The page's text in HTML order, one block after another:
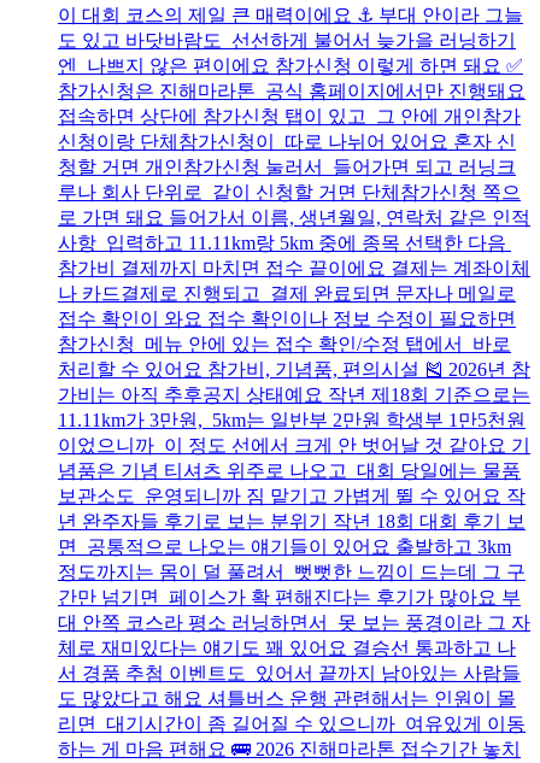
이 대회 코스의 제일 큰 매력이에요 ⚓ 부대 안이라 그늘
도 있고 바닷바람도 선선하게 불어서 늦가을 러닝하기
엔 나쁘지 않은 편이에요 참가신청 이렇게 하면 돼요 ✅
참가신청은 진해마라톤 공식 홈페이지에서만 진행돼요
접속하면 상단에 참가신청 탭이 있고 그 안에 개인참가
신청이랑 단체참가신청이 따로 나뉘어 있어요 혼자 신
청할 거면 개인참가신청 눌러서 들어가면 되고 러닝크
루나 회사 단위로 같이 신청할 거면 단체참가신청 쪽으
로 가면 돼요 들어가서 이름, 생년월일, 연락처 같은 인적
사항 입력하고 11.11km랑 5km 중에 종목 선택한 다음
참가비 결제까지 마치면 접수 끝이에요 결제는 계좌이체
나 카드결제로 진행되고 결제 완료되면 문자나 메일로
접수 확인이 와요 접수 확인이나 정보 수정이 필요하면
참가신청 메뉴 안에 있는 접수 확인/수정 탭에서 바로
처리할 수 있어요 참가비, 기념품, 편의시설 🎽 2026년 참
가비는 아직 추후공지 상태예요 작년 제18회 기준으로는
11.11km가 3만원, 5km는 일반부 2만원 학생부 1만5천원
이었으니까 이 정도 선에서 크게 안 벗어날 것 같아요 기
념품은 기념 티셔츠 위주로 나오고 대회 당일에는 물품
보관소도 운영되니까 짐 맡기고 가볍게 뛸 수 있어요 작
년 완주자들 후기로 보는 분위기 작년 18회 대회 후기 보
면 공통적으로 나오는 얘기들이 있어요 출발하고 3km
정도까지는 몸이 덜 풀려서 뻣뻣한 느낌이 드는데 그 구
간만 넘기면 페이스가 확 편해진다는 후기가 많아요 부
대 안쪽 코스라 평소 러닝하면서 못 보는 풍경이라 그 자
체로 재미있다는 얘기도 꽤 있어요 결승선 통과하고 나
서 경품 추첨 이벤트도 있어서 끝까지 남아있는 사람들
도 많았다고 해요 셔틀버스 운행 관련해서는 인원이 몰
리면 대기시간이 좀 길어질 수 있으니까 여유있게 이동
하는 게 마음 편해요 🚌 2026 진해마라톤 접수기간 놓치